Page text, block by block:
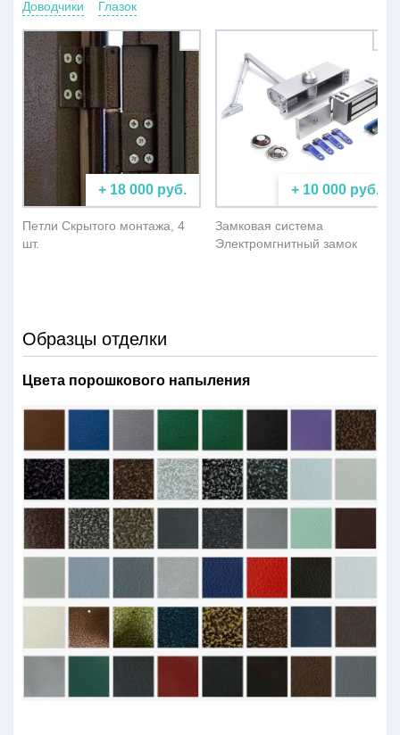
Доводчики Глазок
+ 18 000 руб.
Петли Скрытого монтажа, 4
шт.
+ 10 000 руб.
Замковая система
Электромгнитный замок
Образцы отделки
Цвета порошкового напыления